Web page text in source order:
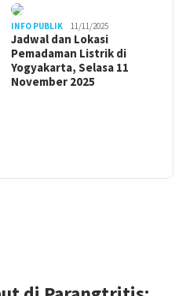
INFO PUBLIK 11/11/2025
Jadwal dan Lokasi
Pemadaman Listrik di
Yogyakarta, Selasa 11
November 2025